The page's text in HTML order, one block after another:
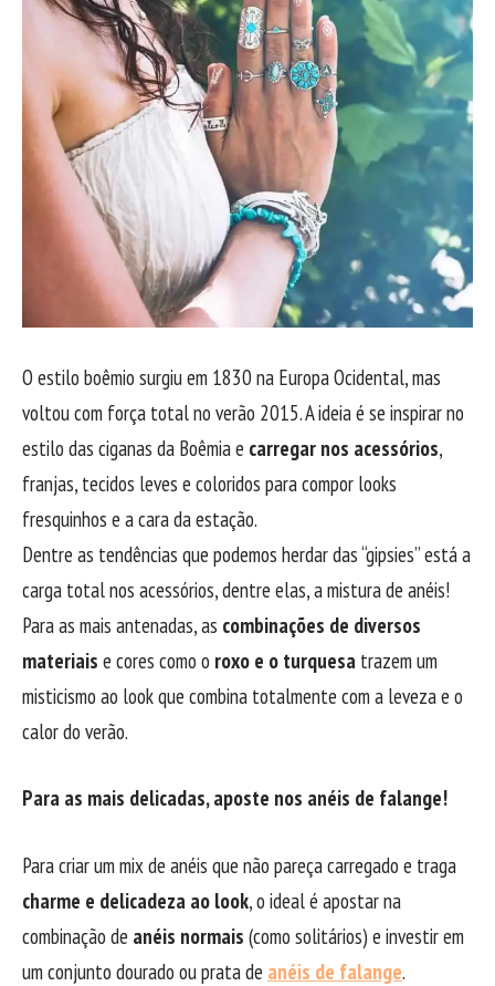
O estilo boêmio surgiu em 1830 na Europa Ocidental, mas
voltou com força total no verão 2015. A ideia é se inspirar no
estilo das ciganas da Boêmia e carregar nos acessórios,
franjas, tecidos leves e coloridos para compor looks
fresquinhos e a cara da estação.
Dentre as tendências que podemos herdar das “gipsies” está a
carga total nos acessórios, dentre elas, a mistura de anéis!
Para as mais antenadas, as combinações de diversos
materiais e cores como o roxo e o turquesa trazem um
misticismo ao look que combina totalmente com a leveza e o
calor do verão.
Para as mais delicadas, aposte nos anéis de falange!
Para criar um mix de anéis que não pareça carregado e traga
charme e delicadeza ao look, o ideal é apostar na
combinação de anéis normais (como solitários) e investir em
um conjunto dourado ou prata de anéis de falange.